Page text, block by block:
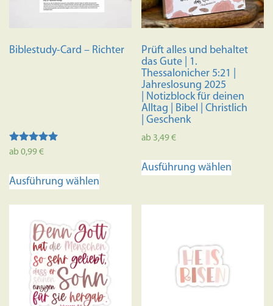
Biblestudy-Card – Richter
Bewertet mit
ab 0,99€
Ausführung wählen
Varianten
auf.
Die
Optionen
können
Prüft alles und behaltet
das Gute | 1.
Thessalonicher 5:21 |
Jahreslosung 2025
| Notizblock für deinen
Alltag | Bibel | Christlich
| Geschenk
ab 3,49€
Ausführung wählen
mehrere